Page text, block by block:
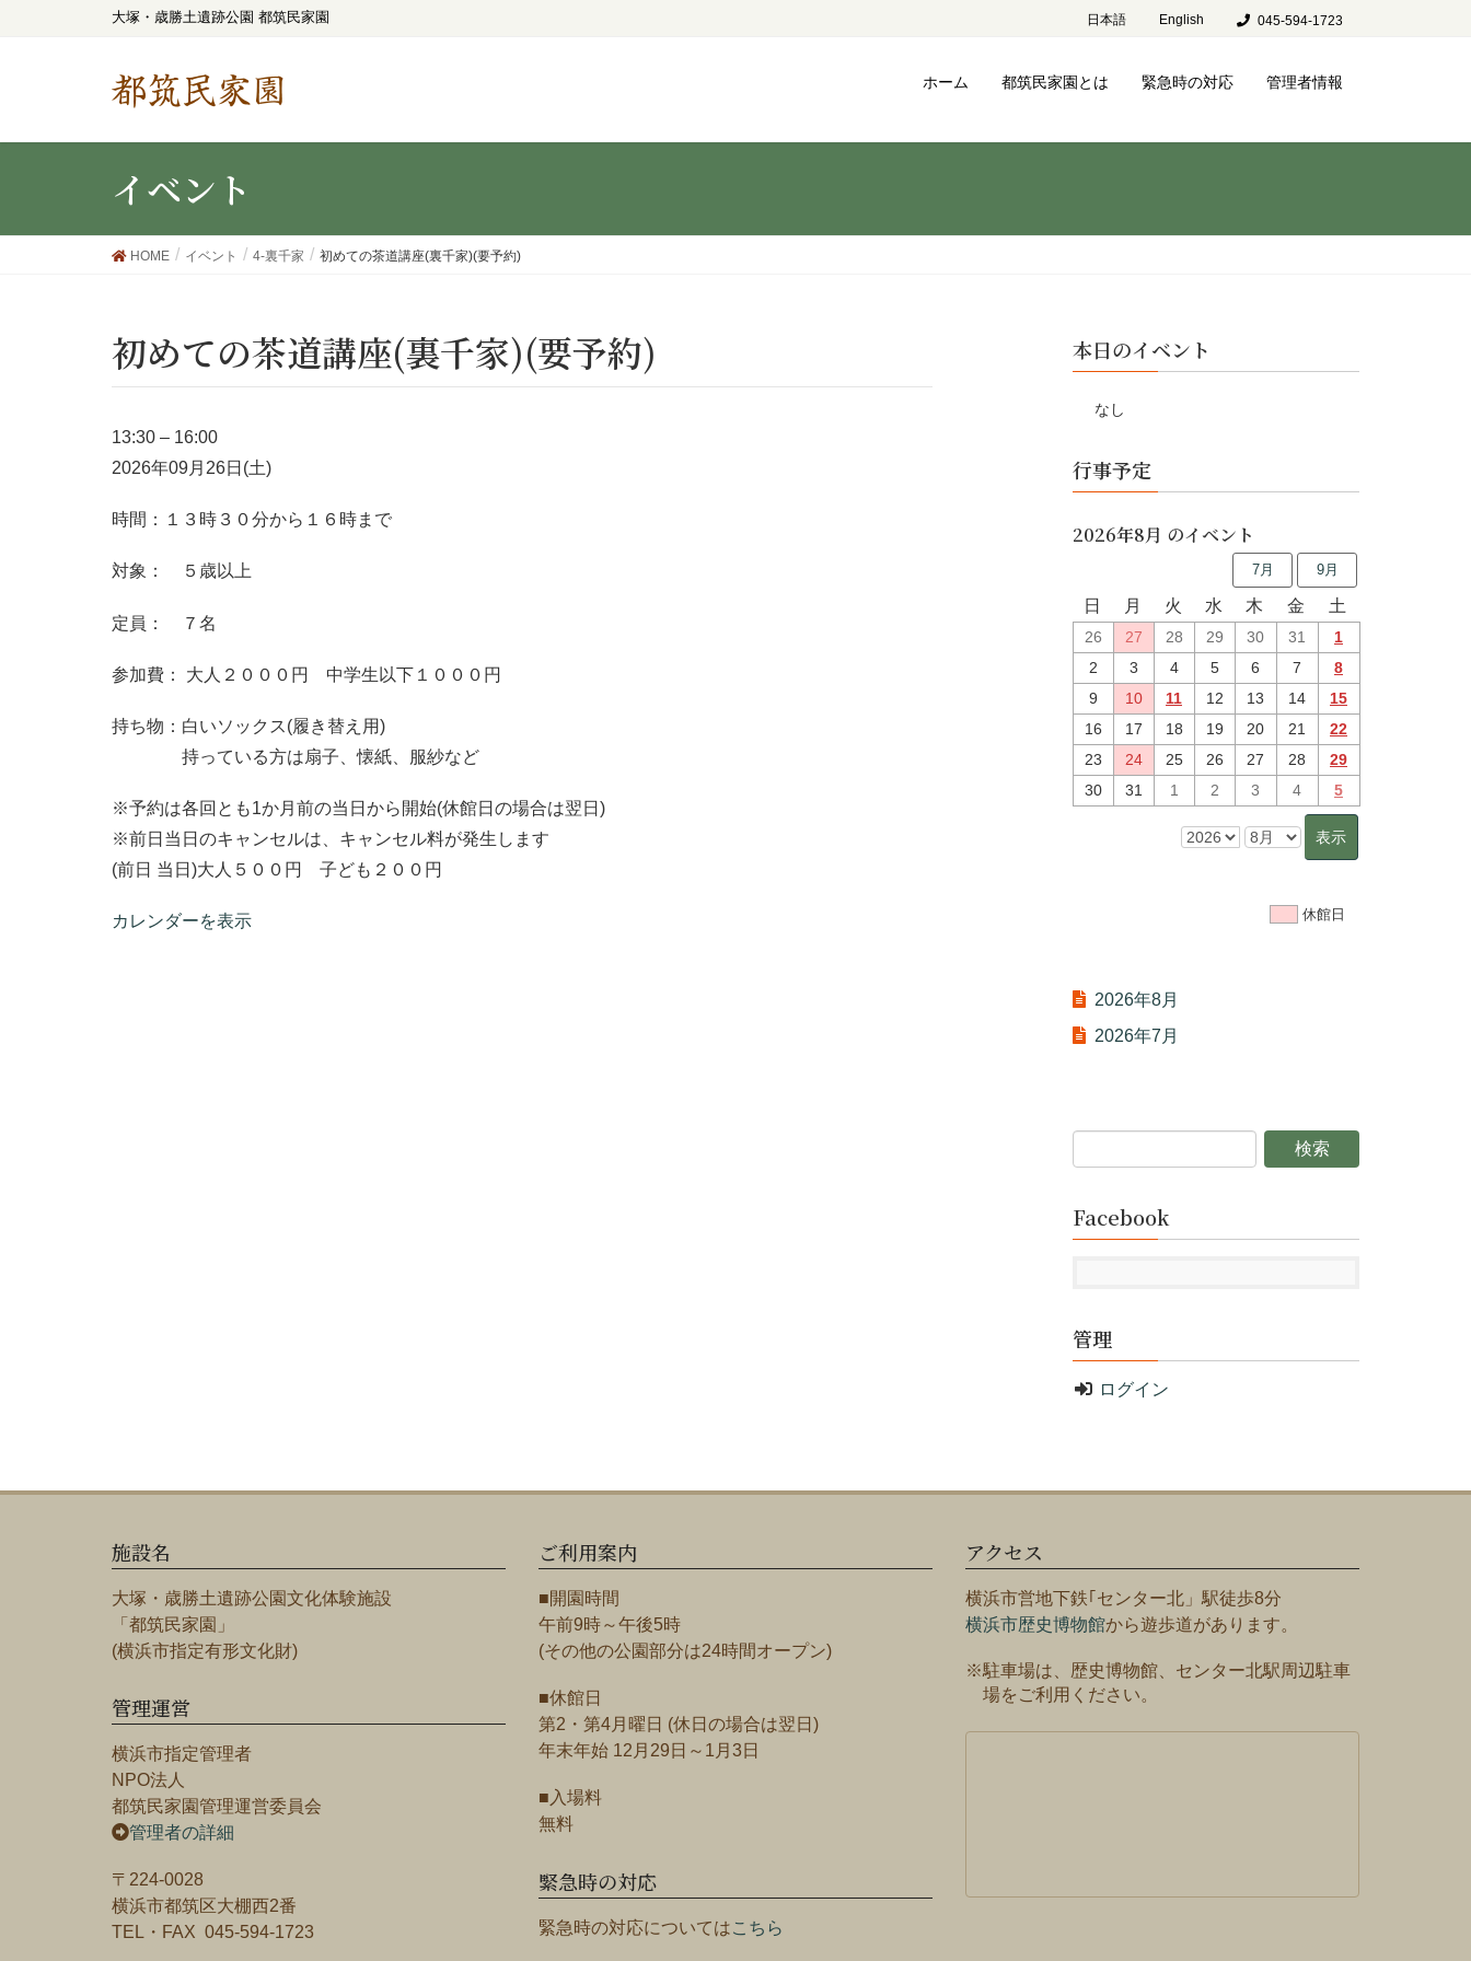
大塚・歳勝土遺跡公園 都筑民家園 日本語 English 045-594-1723
都筑民家園 ホーム 都筑民家園とは 緊急時の対応 管理者情報
イベント
HOME イベント 4-裏千家 初めての茶道講座(裏千家)(要予約)
初めての茶道講座(裏千家)(要予約)
13:30 – 16:00
2026年09月26日(土)
時間：１３時３０分から１６時まで
対象： ５歳以上
定員： ７名
参加費： 大人２０００円 中学生以下１０００円
持ち物：白いソックス(履き替え用)
持っている方は扇子、懐紙、服紗など
※予約は各回とも1か月前の当日から開始(休館日の場合は翌日)
※前日当日のキャンセルは、キャンセル料が発生します
(前日 当日)大人５００円 子ども２００円
カレンダーを表示
本日のイベント
なし
行事予定
2026年8月 のイベント
7月 9月
日 月 火 水 木 金 土
26 27 28 29 30 31
1
2
3 4 5 6 7
8
9
10 11 12 13 14
15
16
17 18 19 20 21
22
23
24 25 26 27 28
29
30
31 1 2 3 4 5
休館日
2026年8月
2026年7月
Facebook
管理
ログイン
施設名
大塚・歳勝土遺跡公園文化体験施設
「都筑民家園」
(横浜市指定有形文化財)
管理運営
横浜市指定管理者
NPO法人
都筑民家園管理運営委員会
管理者の詳細
〒224-0028
横浜市都筑区大棚西2番
TEL・FAX 045-594-1723
ご利用案内
■開園時間
午前9時～午後5時
(その他の公園部分は24時間オープン)
■休館日
第2・第4月曜日 (休日の場合は翌日)
年末年始 12月29日～1月3日
■入場料
無料
緊急時の対応
緊急時の対応についてはこちら
アクセス
横浜市営地下鉄｢センター北」駅徒歩8分
横浜市歴史博物館から遊歩道があります。
※駐車場は、歴史博物館、センター北駅周辺駐車
場をご利用ください。